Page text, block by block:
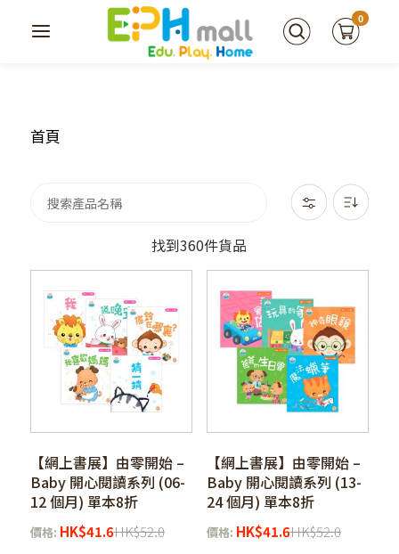
0
首頁
找到360件貨品
【網上書展】由零開始 –
Baby 開心閱讀系列 (06-
12 個月) 單本8折
價格: HK$41.6HK$52.0
【網上書展】由零開始 –
Baby 開心閱讀系列 (13-
24 個月) 單本8折
價格: HK$41.6HK$52.0